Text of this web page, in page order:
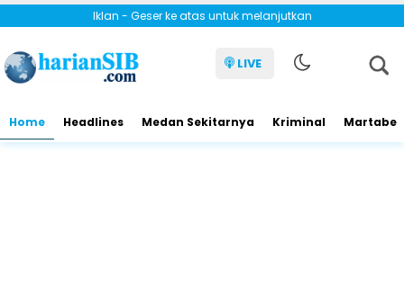
Iklan - Geser ke atas untuk melanjutkan
LIVE
Home Headlines Medan Sekitarnya Kriminal Martabe